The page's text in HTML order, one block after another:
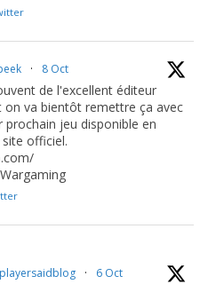
· 8 Oct
de l'excellent éditeur
on va bientôt remettre ça avec
prochain jeu disponible en
officiel.
· 6 Oct